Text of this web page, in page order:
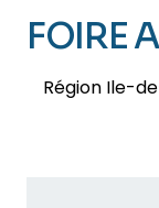
FOIRE
Région Ile-